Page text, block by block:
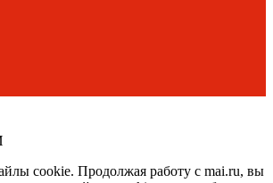
cookie. Продолжая работу с mai.ru, вы